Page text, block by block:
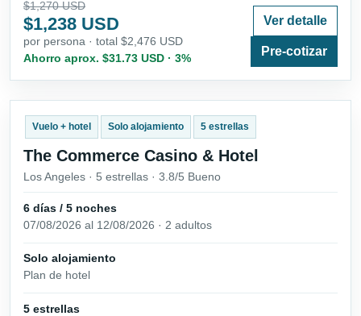
$1,270 USD
$1,238 USD
por persona · total $2,476 USD
Ahorro aprox. $31.73 USD · 3%
Ver detalle
Pre-cotizar
Vuelo + hotel Solo alojamiento 5 estrellas
The Commerce Casino & Hotel
Los Angeles · 5 estrellas · 3.8/5 Bueno
6 días / 5 noches
07/08/2026 al 12/08/2026 · 2 adultos
Solo alojamiento
Plan de hotel
5 estrellas